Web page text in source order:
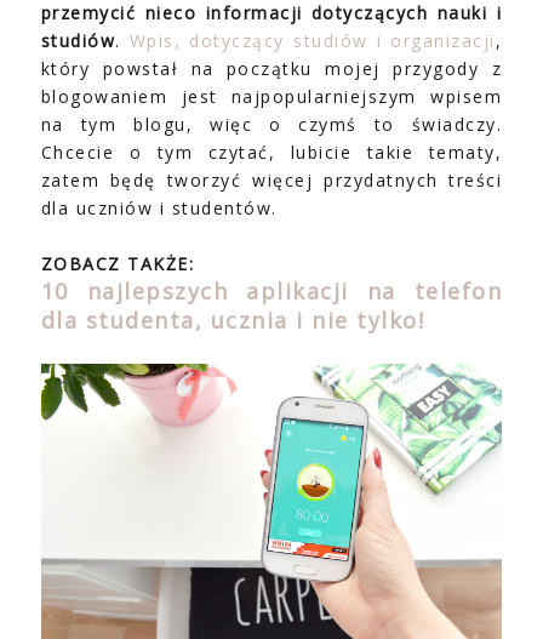
przemycić nieco informacji dotyczących nauki i
studiów. Wpis, dotyczący studiów i organizacji ,
który powstał na początku mojej przygody z
blogowaniem jest najpopularniejszym wpisem
na tym blogu, więc o czymś to świadczy.
Chcecie o tym czytać, lubicie takie tematy,
zatem będę tworzyć więcej przydatnych treści
dla uczniów i studentów.
ZOBACZ TAKŻE:
10 najlepszych aplikacji na telefon
dla studenta, ucznia i nie tylko!